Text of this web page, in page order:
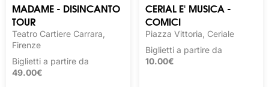
MADAME - DISINCANTO
TOUR
Teatro Cartiere Carrara,
Firenze
Biglietti a partire da
49.00€
CERIAL E' MUSICA -
COMICI
Piazza Vittoria, Ceriale
Biglietti a partire da
10.00€